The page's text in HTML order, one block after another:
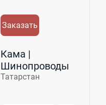
Заказать
Кама |
Шинопроводы
Татарстан